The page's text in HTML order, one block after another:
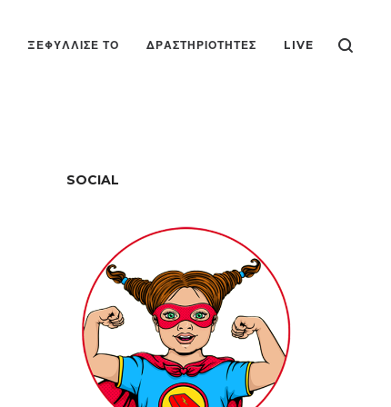
ΞΕΦΎΛΛΙΣΕ ΤΟ ΔΡΑΣΤΗΡΙΌΤΗΤΕΣ LIVE
SOCIAL